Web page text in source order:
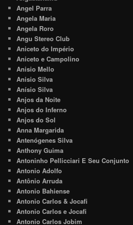
Angel Parra
Angela Maria
Angela Roro
Angu Stereo Club
Aniceto do Império
Aniceto e Campolino
Anisio Mello
Anisio Silva
Anísio Silva
Anjos da Noite
Anjos do Inferno
Anjos do Sol
Anna Margarida
Antenógenes Silva
Anthony Guima
Antoninho Pellicciari E Seu Conjunto
Antonio Adolfo
Antônio Arruda
Antonio Bahiense
Antonio Carlos & Jocafi
Antonio Carlos e Jocafi
Antonio Carlos Jobim